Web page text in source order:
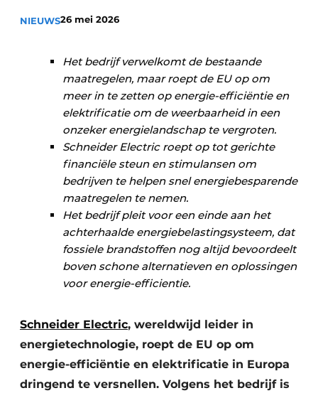
NIEUWS26 mei 2026
Het bedrijf verwelkomt de bestaande
maatregelen, maar roept de EU op om
meer in te zetten op energie-efficiëntie en
elektrificatie om de weerbaarheid in een
onzeker energielandschap te vergroten.
Schneider Electric roept op tot gerichte
financiële steun en stimulansen om
bedrijven te helpen snel energiebesparende
maatregelen te nemen.
Het bedrijf pleit voor een einde aan het
achterhaalde energiebelastingsysteem, dat
fossiele brandstoffen nog altijd bevoordeelt
boven schone alternatieven en oplossingen
voor energie-efficientie.
Schneider Electric, wereldwijd leider in
energietechnologie, roept de EU op om
energie-efficiëntie en elektrificatie in Europa
dringend te versnellen. Volgens het bedrijf is